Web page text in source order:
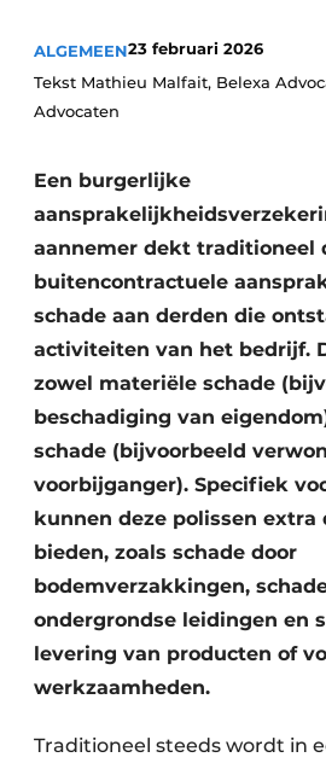
Video’s
Bedrijven
Bedrijven
Contact
Akoestiek
Beton & Staalbouw
Brandveiligheid
BIM
Evenementen
Dak & Gevel
Houtbouw
HVAC
Interieurarchitectuur
Keukens
Software
ALGEMEEN23 februari 2026
Tekst Mathieu Malfait, Belexa
Advocaten
Een burgerlijke
aannemer dekt traditioneel
buitencontractuele
schade aan derden die
activiteiten van het bedrijf.
zowel materiële schade
beschadiging van
schade (bijvoorbeeld
voorbijganger). Specifiek
kunnen deze polissen extra
bieden, zoals schade door
bodemverzakkingen,
ondergrondse leidingen en
levering van producten of
werkzaamheden.
Traditioneel steeds wordt in